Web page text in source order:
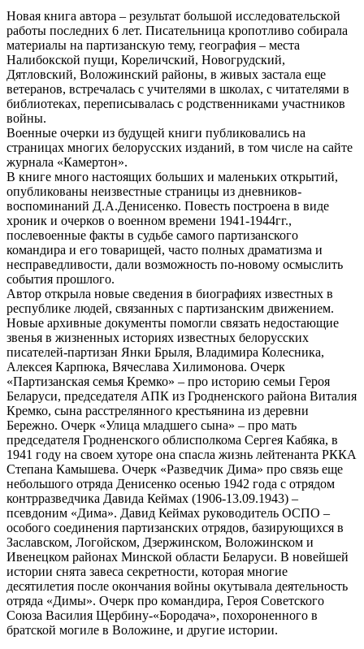
Новая книга автора – результат большой исследовательской
работы последних 6 лет. Писательница кропотливо собирала
материалы на партизанскую тему, география – места
Налибокской пущи, Кореличский, Новогрудский,
Дятловский, Воложинский районы, в живых застала еще
ветеранов, встречалась с учителями в школах, с читателями в
библиотеках, переписывалась с родственниками участников
войны.
Военные очерки из будущей книги публиковались на
страницах многих белорусских изданий, в том числе на сайте
журнала «Камертон».
В книге много настоящих больших и маленьких открытий,
опубликованы неизвестные страницы из дневников-
воспоминаний Д.А.Денисенко. Повесть построена в виде
хроник и очерков о военном времени 1941-1944гг.,
послевоенные факты в судьбе самого партизанского
командира и его товарищей, часто полных драматизма и
несправедливости, дали возможность по-новому осмыслить
события прошлого.
Автор открыла новые сведения в биографиях известных в
республике людей, связанных с партизанским движением.
Новые архивные документы помогли связать недостающие
звенья в жизненных историях известных белорусских
писателей-партизан Янки Брыля, Владимира Колесника,
Алексея Карпюка, Вячеслава Хилимонова. Очерк
«Партизанская семья Кремко» – про историю семьи Героя
Беларуси, председателя АПК из Гродненского района Виталия
Кремко, сына расстрелянного крестьянина из деревни
Бережно. Очерк «Улица младшего сына» – про мать
председателя Гродненского облисполкома Сергея Кабяка, в
1941 году на своем хуторе она спасла жизнь лейтенанта РККА
Степана Камышева. Очерк «Разведчик Дима» про связь еще
небольшого отряда Денисенко осенью 1942 года с отрядом
контрразведчика Давида Кеймах (1906-13.09.1943) –
псевдоним «Дима». Давид Кеймах руководитель ОСПО –
особого соединения партизанских отрядов, базирующихся в
Заславском, Логойском, Дзержинском, Воложинском и
Ивенецком районах Минской области Беларуси. В новейшей
истории снята завеса секретности, которая многие
десятилетия после окончания войны окутывала деятельность
отряда «Димы». Очерк про командира, Героя Советского
Союза Василия Щербину-«Бородача», похороненного в
братской могиле в Воложине, и другие истории.